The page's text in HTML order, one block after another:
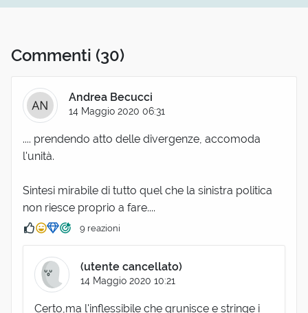
Commenti (30)
Andrea Becucci
14 Maggio 2020 06:31
.... prendendo atto delle divergenze, accomoda
l'unità.
Sintesi mirabile di tutto quel che la sinistra politica
non riesce proprio a fare....
9 reazioni
(utente cancellato)
14 Maggio 2020 10:21
Certo,ma l'inflessibile che grunisce e stringe i